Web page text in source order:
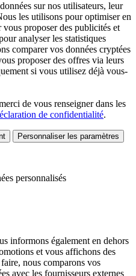
sur nos utilisateurs, leur
les utilisons pour optimiser en
proposer des publicités et
analyser les statistiques
comparer vos données cryptées
proposer des offres via leurs
si vous utilisez déjà vous-
de vous renseigner dans les
de confidentialité.
Personnaliser les paramètres
personnalisés
informons également en dehors
et vous affichons des
nous comparons vos
avec les fournisseurs externes